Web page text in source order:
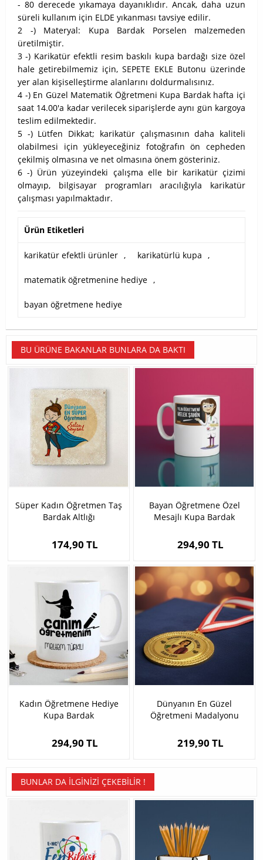
- 80 derecede yıkamaya dayanıklıdır. Ancak, daha uzun
süreli kullanım için ELDE yıkanması tavsiye edilir.
2 -) Materyal: Kupa Bardak Porselen malzemeden
üretilmiştir.
3 -) Karikatür efektli resim baskılı kupa bardağı size özel
hale getirebilmemiz için, SEPETE EKLE Butonu üzerinde
yer alan kişiselleştirme alanlarını doldurmalısınız.
4 -) En Güzel Matematik Öğretmeni Kupa Bardak hafta içi
saat 14.00'a kadar verilecek siparişlerde aynı gün kargoya
teslim edilmektedir.
5 -) Lütfen Dikkat; karikatür çalışmasının daha kaliteli
olabilmesi için yükleyeceğiniz fotoğrafın ön cepheden
çekilmiş olmasına ve net olmasına önem gösteriniz.
6 -) Ürün yüzeyindeki çalışma elle bir karikatür çizimi
olmayıp, bilgisayar programları aracılığıyla karikatür
çalışması yapılmaktadır.
Ürün Etiketleri
karikatür efektli ürünler , karikatürlü kupa ,
matematik öğretmenine hediye ,
bayan öğretmene hediye
BU ÜRÜNE BAKANLAR BUNLARA DA BAKTI
Süper Kadın Öğretmen Taş
Bardak Altlığı
174,90 TL
Bayan Öğretmene Özel
Mesajlı Kupa Bardak
294,90 TL
Kadın Öğretmene Hediye
Kupa Bardak
294,90 TL
Dünyanın En Güzel
Öğretmeni Madalyonu
219,90 TL
BUNLAR DA İLGINIZI ÇEKEBILIR !